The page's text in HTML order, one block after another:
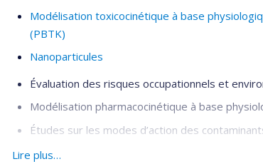
Modélisation toxicocinétique à base
(PBTK)
Nanoparticules
Évaluation des risques occupationnels et
Modélisation pharmacocinétique à base
Études sur les modes d’action des
Toxicologie des nanoparticules
Lire plus…